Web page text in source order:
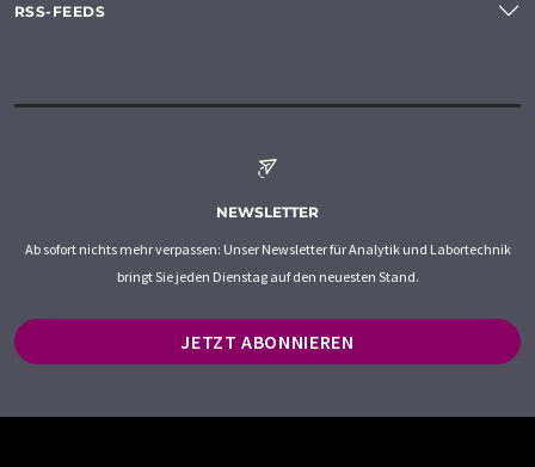
RSS-FEEDS
NEWSLETTER
Ab sofort nichts mehr verpassen: Unser Newsletter für Analytik und Labortechnik
bringt Sie jeden Dienstag auf den neuesten Stand.
JETZT ABONNIEREN